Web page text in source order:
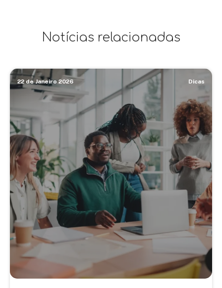
Notícias relacionadas
22 de Janeiro 2026 Dicas